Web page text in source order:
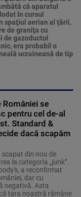
că aparatul
în cursul
spaţiul aerian al ţării,
de graniţa cu
de gazoductul
era probabil o
ucraineană de tip
României se
pentru cel de-al
Standard &
dacă scapăm
scapat din nou de
la categoria „junk”.
a reconfirmat
dar cu
negativă. Asta
țara noastră rămâne